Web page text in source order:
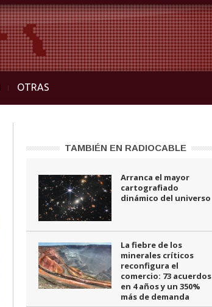
OTRAS
TAMBIÉN EN RADIOCABLE
Arranca el mayor
cartografiado
dinámico del universo
La fiebre de los
minerales críticos
reconfigura el
comercio: 73 acuerdos
en 4 años y un 350%
más de demanda